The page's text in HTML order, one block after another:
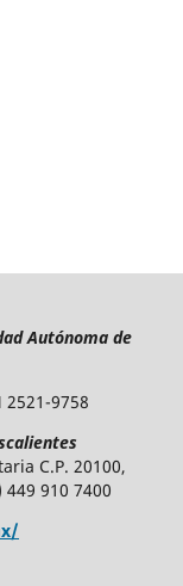
Autónoma de
2521-9758
C.P. 20100,
910 7400